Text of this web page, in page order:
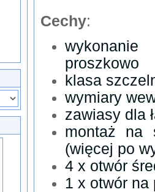
Cechy:
proszkowo
klasa
wymiary
zawiasy dla
montaż na
(więcej po
4 x otwór
1 x otwór na